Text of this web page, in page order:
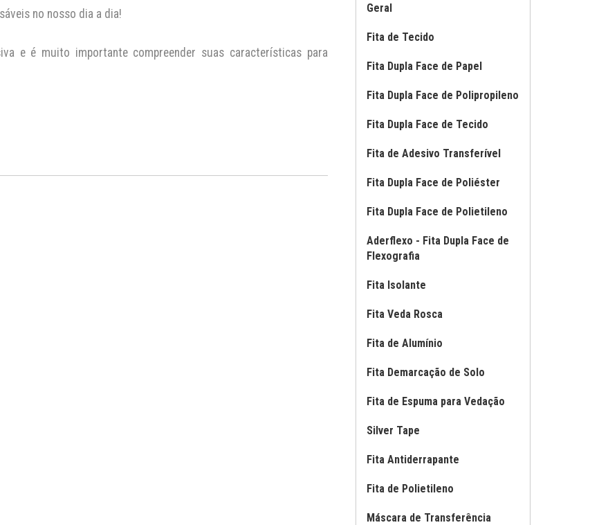
no nosso dia a dia!
e é muito importante compreender suas características para
Geral
Fita de Tecido
Fita Dupla Face de Papel
Fita Dupla Face de Polipropileno
Fita Dupla Face de Tecido
Fita de Adesivo Transferível
Fita Dupla Face de Poliéster
Fita Dupla Face de Polietileno
Aderflexo - Fita Dupla Face de
Flexografia
Fita Isolante
Fita Veda Rosca
Fita de Alumínio
Fita Demarcação de Solo
Fita de Espuma para Vedação
Silver Tape
Fita Antiderrapante
Fita de Polietileno
Máscara de Transferência